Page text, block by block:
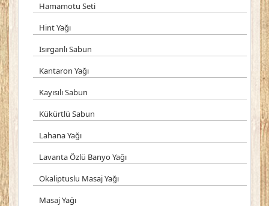
Hamamotu Seti
Hint Yağı
Isırganlı Sabun
Kantaron Yağı
Kayısılı Sabun
Kükürtlü Sabun
Lahana Yağı
Lavanta Özlü Banyo Yağı
Okaliptuslu Masaj Yağı
Masaj Yağı